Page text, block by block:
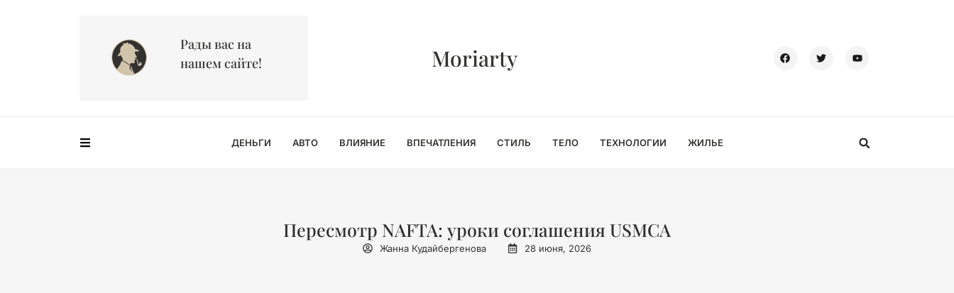
Рады вас на
нашем сайте!
Moriarty
ДЕНЬГИ АВТО ВЛИЯНИЕ ВПЕЧАТЛЕНИЯ СТИЛЬ ТЕЛО ТЕХНОЛОГИИ ЖИЛЬЕ
Пересмотр NAFTA: уроки соглашения USMCA
Жанна Кудайбергенова 28 июня, 2026